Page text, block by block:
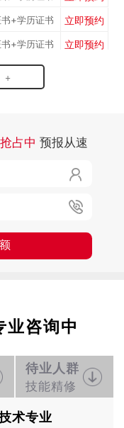
+学历证书 立即预约
+学历证书 立即预约
+学历证书
+学历证书
+学历证书 立即预约
立即预约
立即预约
+学历证书 立即预约
立即预约
+
占中 预报从速


咨询中
待业人群
技能精修
术专业